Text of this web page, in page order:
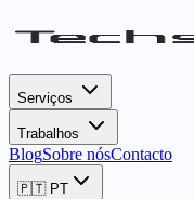
Serviços
Trabalhos
BlogSobre nósContacto
🇵🇹 PT